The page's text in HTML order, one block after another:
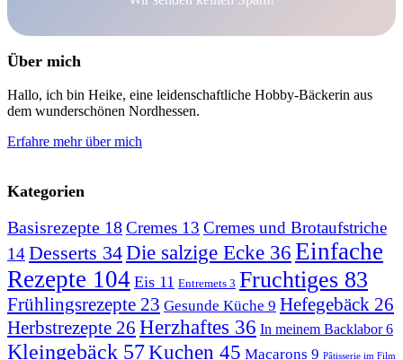
Über mich
Hallo, ich bin Heike, eine leidenschaftliche Hobby-Bäckerin aus
dem wunderschönen Nordhessen.
Erfahre mehr über mich
Kategorien
Basisrezepte 18Cremes 13 Cremes und Brotaufstriche
14Desserts 34Die salzige Ecke 36 Einfache
Rezepte 104 Eis 11 Entremets 3 Fruchtiges 83
Frühlingsrezepte 23 Gesunde Küche 9 Hefegebäck 26
Herbstrezepte 26 Herzhaftes 36 In meinem Backlabor6
Kleingebäck 57Kuchen 45 Macarons 9 Pâtisserie im Film